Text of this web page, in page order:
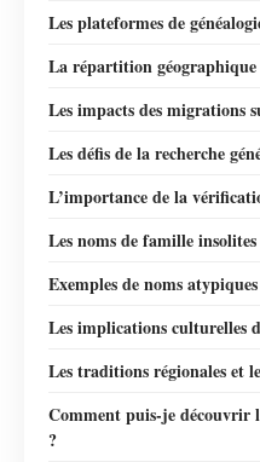
Les plateformes de
La répartition géographique
Les impacts des migrations
Les défis de la recherche
L’importance de la
Les noms de famille insolites
Exemples de noms atypiques
Les implications culturelles
Les traditions régionales et
Comment puis-je découvrir
?